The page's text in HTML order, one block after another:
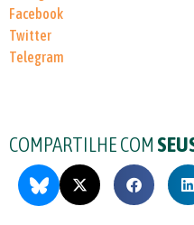
Facebook
Twitter
Telegram
COMPARTILHE COM